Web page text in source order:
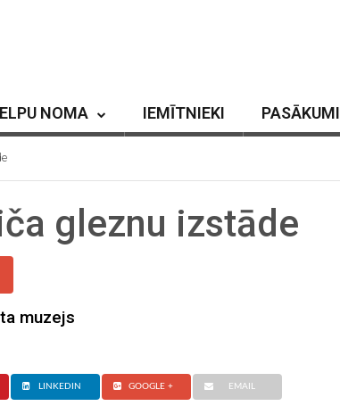
NOMA IEMĪTNIEKI PASĀKUMI
gleznu izstāde
muzejs
LINKEDIN GOOGLE + EMAIL